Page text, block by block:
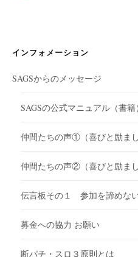
インフォメーション
SAGSからのメッセージ
SAGSの公式マニュアル（書
仲間たちの声①（喜びと励ま
仲間たちの声②（喜びと励ま
伝言板その１ 参加を諦めない
募金への協力 お願い
断パチ・スロ３原則とは